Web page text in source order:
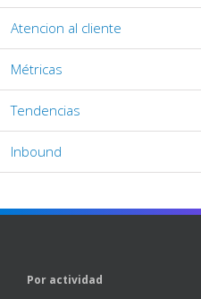
Atencion al cliente
Métricas
Tendencias
Inbound
Por actividad